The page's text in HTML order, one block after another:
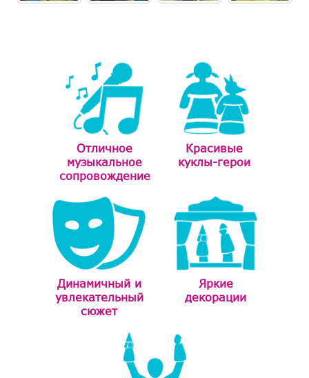
Отличное
музыкальное
сопровождение
Красивые
куклы-герои
Динамичный и
увлекательный
сюжет
Яркие
декорации